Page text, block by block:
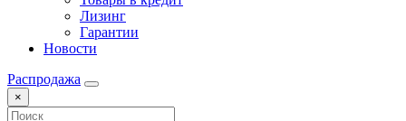
Лизинг
Гарантии
Новости
Распродажа
×